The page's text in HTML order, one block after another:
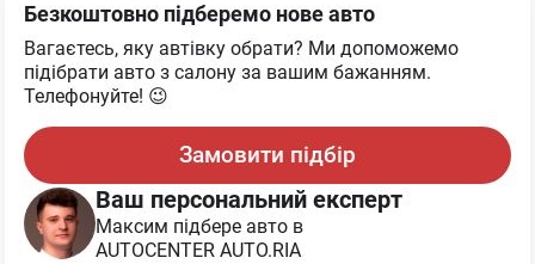
Безкоштовно підберемо нове авто
Вагаєтесь, яку автівку обрати? Ми допоможемо
підібрати авто з салону за вашим бажанням.
Телефонуйте! 😉
Замовити підбір
Ваш персональний експерт
Максим підбере авто в
AUTOCENTER AUTO.RIA